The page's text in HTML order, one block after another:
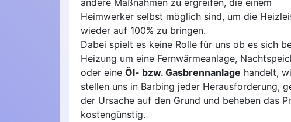
andere Maßnahmen zu ergreifen, die einem
Heimwerker selbst möglich sind, um die
wieder auf 100% zu bringen.
Dabei spielt es keine Rolle für uns ob es sich
Heizung um eine Fernwärmeanlage,
oder eine Öl- bzw. Gasbrennanlage handelt,
stellen uns in Barbing jeder Herausforderung,
der Ursache auf den Grund und beheben das
kostengünstig.